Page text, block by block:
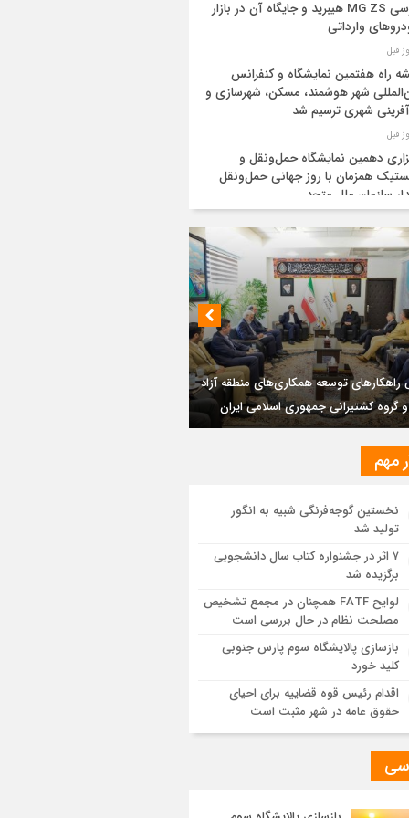
بررسی MG ZS هیبرید و جایگاه آن در بازار
وارداتی
راه هفتمین نمایشگاه و کنفرانس
شهر هوشمند، مسکن، شهرسازی و
شهری ترسیم شد
دهمین نمایشگاه حمل‌ونقل و
همزمان با روز جهانی حمل‌ونقل
سازمان ملل متحد
و عراق قرارداد خط لوله انتقال نفت را
کردند
کلید امنیت معیشتی خانوارها
تازه از اصلاح قیمت بنزین
نفت اعضای اوپک پلاس روی کاغذ
یافت
اجرای طرح تخصیص یارانه سوخت از
اجرایی پروژه تصفیه پساب شهری؛
تبریز در مسیر تحقق صنعت سبز
مزیت قیمتی CNG؛ سوختی پاک برای کاهش
خانوار و واردات بنزین
هیأت مدیره گروه سرمایه‌گذاری اهداف با
ارشد شرکت مهندسی و توسعه سروک آذر؛
بر تداوم حمایت از فاز دوم توسعه میدان
مهم
نخستین گوجه‌فرنگی شبیه به انگور
تولید شد
۷ اثر در جشنواره کتاب سال دانشجویی
برگزیده شد
لوایح FATF همچنان در مجمع تشخیص
مصلحت نظام در حال بررسی است
بازسازی پالایشگاه سوم پارس جنوبی
کلید خورد
اقدام رئیس قوه قضاییه برای احیای
حقوق عامه در شهر مثبت است